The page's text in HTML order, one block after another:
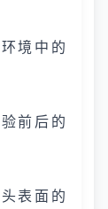
境中的
前后的
表面的